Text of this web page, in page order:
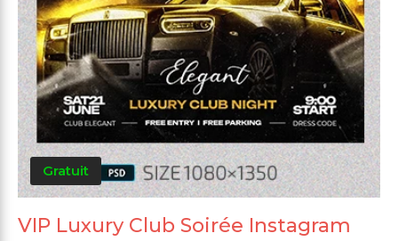
Gratuit
VIP Luxury Club Soirée Instagram